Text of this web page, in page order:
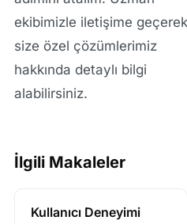
ekibimizle iletişime geçerek
size özel çözümlerimiz
hakkında detaylı bilgi
alabilirsiniz.
İlgili Makaleler
Kullanıcı Deneyimi